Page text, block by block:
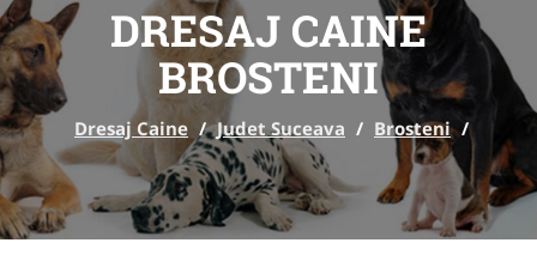
DRESAJ CAINE
BROSTENI
Dresaj Caine / Judet Suceava / Brosteni /